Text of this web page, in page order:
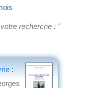
recherche : "
: